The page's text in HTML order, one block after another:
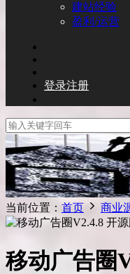
建站经验
盈利/运营
登录注册
当前位置： 首页 商业
移动广告圈